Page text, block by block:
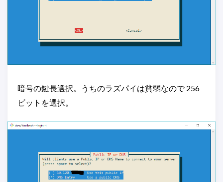
暗号の鍵長選択。うちのラズパイは貧弱なので 256
ビットを選択。